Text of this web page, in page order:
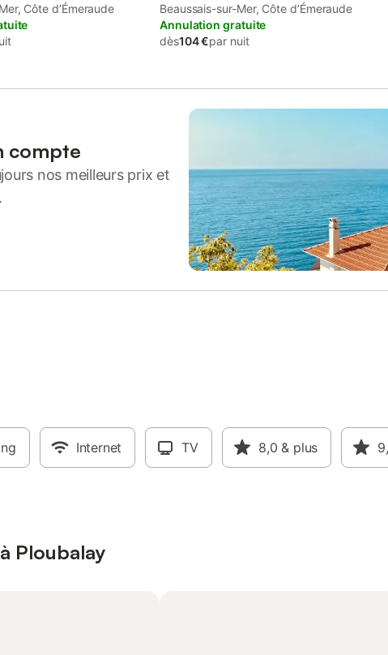
Côte d’Émeraude
Jardin et Vue
Beaussais-sur-Mer, Côte d’Émeraude
Annulation gratuite
dès104 €par nuit
compte
nos meilleurs prix et
Internet TV 8,0 & plus
Ploubalay